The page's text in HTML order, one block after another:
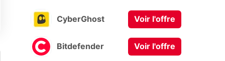
CyberGhost Voir l'offre
Bitdefender Voir l'offre